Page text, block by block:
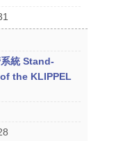
統 Stand-
the KLIPPEL